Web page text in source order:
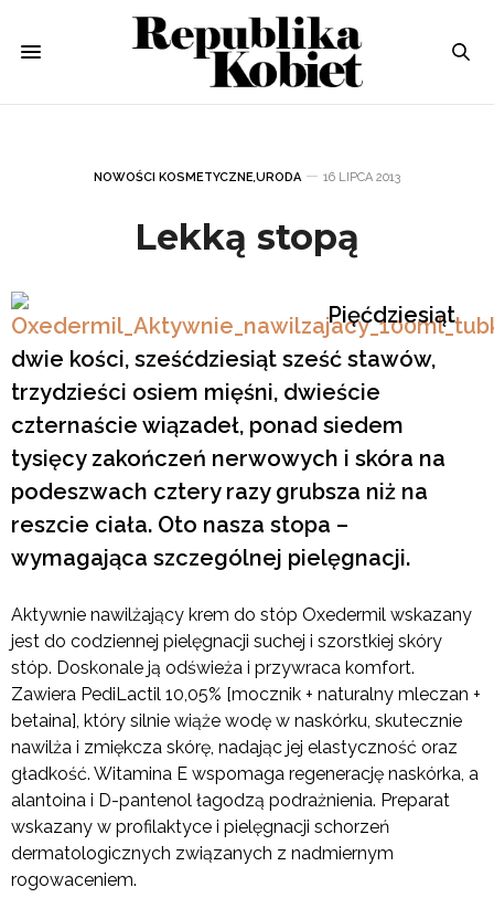
NOWOŚCI KOSMETYCZNE,URODA 16 LIPCA 2013
Lekką stopą
Pięćdziesiąt
dwie kości, sześćdziesiąt sześć stawów,
trzydzieści osiem mięśni, dwieście
czternaście wiązadeł, ponad siedem
tysięcy zakończeń nerwowych i skóra na
podeszwach cztery razy grubsza niż na
reszcie ciała. Oto nasza stopa –
wymagająca szczególnej pielęgnacji.
Aktywnie nawilżający krem do stóp Oxedermil wskazany
jest do codziennej pielęgnacji suchej i szorstkiej skóry
stóp. Doskonale ją odświeża i przywraca komfort.
Zawiera PediLactil 10,05% [mocznik + naturalny mleczan +
betaina], który silnie wiąże wodę w naskórku, skutecznie
nawilża i zmiękcza skórę, nadając jej elastyczność oraz
gładkość. Witamina E wspomaga regenerację naskórka, a
alantoina i D-pantenol łagodzą podrażnienia. Preparat
wskazany w profilaktyce i pielęgnacji schorzeń
dermatologicznych związanych z nadmiernym
rogowaceniem.